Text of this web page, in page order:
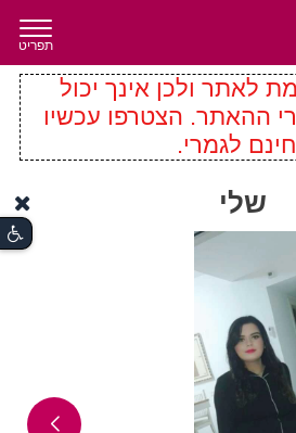
תפריט
לאתר ולכן אינך יכול
ההאתר. הצטרפו עכשיו
לגמרי.
שלי